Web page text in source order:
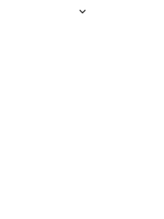
Untermenü